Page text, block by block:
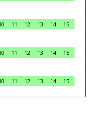
11 12 13 14
15
11 12 13 14
15
11 12 13 14
15